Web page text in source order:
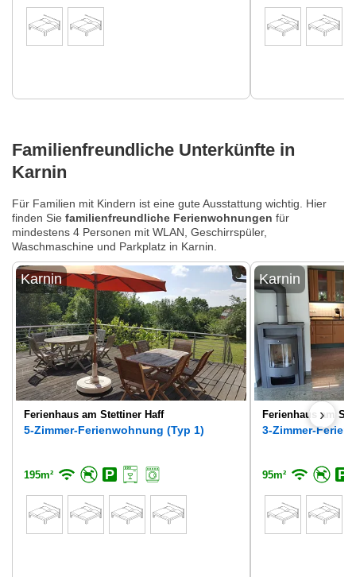
Familienfreundliche Unterkünfte in
Karnin
Für Familien mit Kindern ist eine gute Ausstattung wichtig. Hier
finden Sie familienfreundliche Ferienwohnungen für
mindestens 4 Personen mit WLAN, Geschirrspüler,
Waschmaschine und Parkplatz in Karnin.
Karnin
Ferienhaus am Stettiner Haff
5-Zimmer-Ferienwohnung (Typ 1)
195m²
Karnin
Ferienhaus am
3-Zimmer-
95m²
›